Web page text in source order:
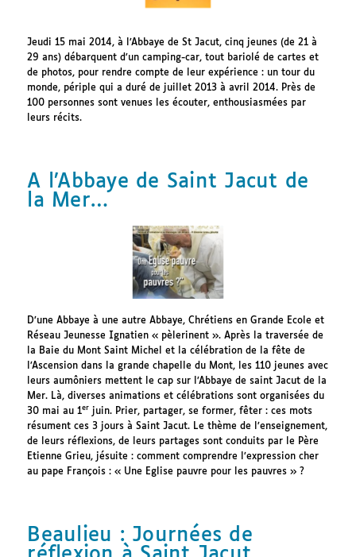
Jeudi 15 mai 2014, à l’Abbaye de St Jacut, cinq jeunes (de 21 à
29 ans) débarquent d’un camping-car, tout bariolé de cartes et
de photos, pour rendre compte de leur expérience : un tour du
monde, périple qui a duré de juillet 2013 à avril 2014. Près de
100 personnes sont venues les écouter, enthousiasmées par
leurs récits.
A l’Abbaye de Saint Jacut de
la Mer…
D’une Abbaye à une autre Abbaye, Chrétiens en Grande Ecole et
Réseau Jeunesse Ignatien « pèlerinent ». Après la traversée de
la Baie du Mont Saint Michel et la célébration de la fête de
l’Ascension dans la grande chapelle du Mont, les 110 jeunes avec
leurs aumôniers mettent le cap sur l’Abbaye de saint Jacut de la
Mer. Là, diverses animations et célébrations sont organisées du
30 mai au 1er juin. Prier, partager, se former, fêter : ces mots
résument ces 3 jours à Saint Jacut. Le thème de l’enseignement,
de leurs réflexions, de leurs partages sont conduits par le Père
Etienne Grieu, jésuite : comment comprendre l’expression cher
au pape François : « Une Eglise pauvre pour les pauvres » ?
Beaulieu : Journées de